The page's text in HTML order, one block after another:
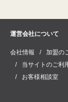
運営会社について
会社情報 加盟の
当サイトのご利
お客様相談室